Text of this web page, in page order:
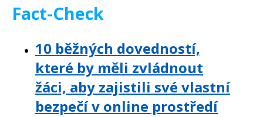
Fact-Check
10 běžných dovedností,
které by měli zvládnout
žáci, aby zajistili své vlastní
bezpečí v online prostředí